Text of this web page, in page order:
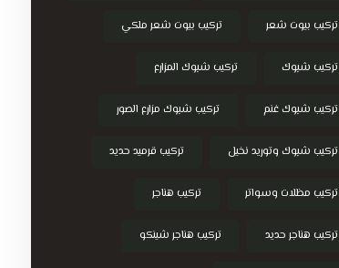
تركيب بيوت شعر تركيب بيوت شعر ملكي
تركيب شبوك تركيب شبوك المزارع
تركيب شبوك غنم تركيب شبوك مزارع الصور
تركيب شبوك وتوريد نخيل تركيب قرميد حديد
تركيب مظلات وسواتر تركيب هناجر
تركيب هناجر حديد تركيب هناجر شينكو